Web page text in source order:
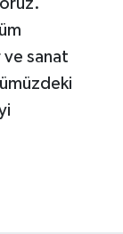
sanat